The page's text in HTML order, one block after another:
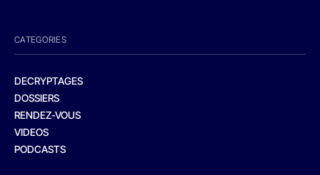
CATEGORIES
DECRYPTAGES
DOSSIERS
RENDEZ-VOUS
VIDEOS
PODCASTS